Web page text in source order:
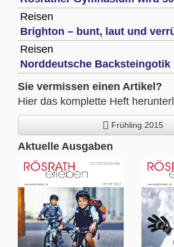
Reisen
Brighton – bunt, laut und
Reisen
Norddeutsche Backsteingotik
Sie vermissen einen Artikel?
Hier das komplette Heft
Frühling 2015
Aktuelle Ausgaben